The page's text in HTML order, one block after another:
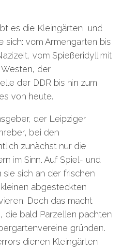
es die Kleingärten, und
sich: vom Armengarten bis
vom Spießeridyll mit
der
der DDR bis hin zum
von heute.
der Leipziger
bei den
zunächst nur die
im Sinn. Auf Spiel- und
sich an der frischen
abgesteckten
Doch das macht
die bald Parzellen pachten
gründen.
dienen Kleingärten